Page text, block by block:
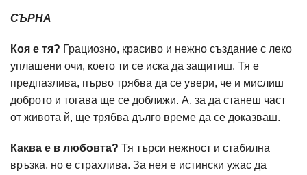
СЪРНА
Коя е тя? Грациозно, красиво и нежно създание с леко
уплашени очи, което ти се иска да защитиш. Тя е
предпазлива, първо трябва да се увери, че и мислиш
доброто и тогава ще се доближи. А, за да станеш част
от живота й, ще трябва дълго време да се доказваш.
Каква е в любовта? Тя търси нежност и стабилна
връзка, но е страхлива. За нея е истински ужас да